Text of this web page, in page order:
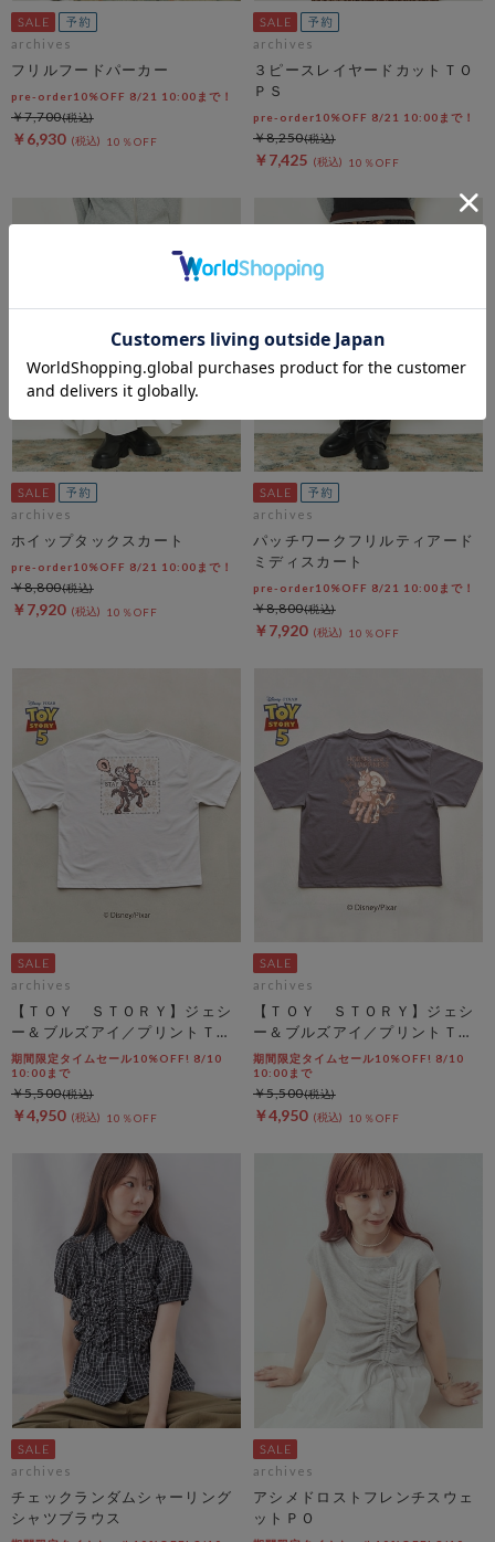
archives
フリルフードパーカー
pre-order10%OFF 8/21 10:00まで！
￥6,930 10％OFF
￥7,700
archives
３ピースレイヤードカットＴＯ
ＰＳ
pre-order10%OFF 8/21 10:00まで！
￥7,425 10％OFF
￥8,250
archives
ホイップタックスカート
pre-order10%OFF 8/21 10:00まで！
￥7,920 10％OFF
￥8,800
archives
パッチワークフリルティアード
ミディスカート
pre-order10%OFF 8/21 10:00まで！
￥7,920 10％OFF
￥8,800
archives
【ＴＯＹ ＳＴＯＲＹ】ジェシ
ー＆ブルズアイ／プリントＴオ
フ
期間限定タイムセール10%OFF! 8/10
10:00まで
￥4,950 10％OFF
￥5,500
archives
【ＴＯＹ ＳＴＯＲＹ】ジェシ
ー＆ブルズアイ／プリントＴチ
ャコール
期間限定タイムセール10%OFF! 8/10
10:00まで
￥4,950 10％OFF
￥5,500
archives
チェックランダムシャーリング
シャツブラウス
archives
アシメドロストフレンチスウェ
ットＰＯ